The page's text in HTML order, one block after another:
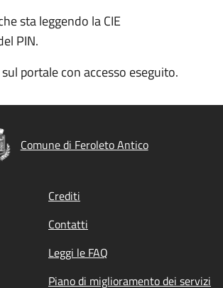
sta leggendo la CIE
PIN.
portale con accesso eseguito.
Comune di Feroleto Antico
Crediti
Contatti
Leggi le FAQ
Piano di miglioramento dei servizi